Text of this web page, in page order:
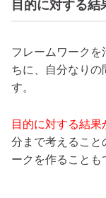
目的に対する結
フレームワークを
ちに、自分なりの
す。
目的に対する結果
分まで考えること
ークを作ることも